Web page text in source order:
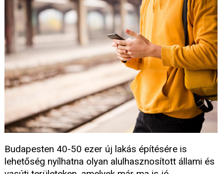
Budapesten 40-50 ezer új lakás építésére is
lehetőség nyílhatna olyan alulhasznosított állami és